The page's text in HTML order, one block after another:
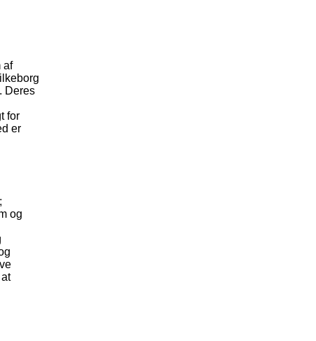
af
Deres
for
er
og